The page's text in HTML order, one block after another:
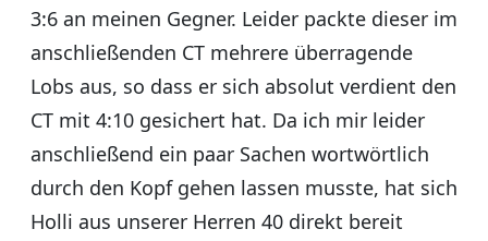
3:6 an meinen Gegner. Leider packte dieser im
anschließenden CT mehrere überragende
Lobs aus, so dass er sich absolut verdient den
CT mit 4:10 gesichert hat. Da ich mir leider
anschließend ein paar Sachen wortwörtlich
durch den Kopf gehen lassen musste, hat sich
Holli aus unserer Herren 40 direkt bereit